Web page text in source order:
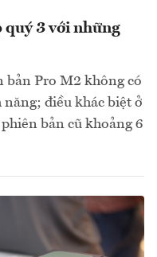
3 với những
bản Pro M2 không có
điều khác biệt ở
bản cũ khoảng 6